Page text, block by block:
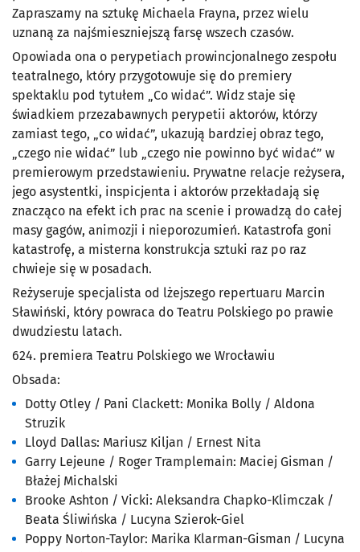
Zapraszamy na sztukę Michaela Frayna, przez wielu
uznaną za najśmieszniejszą farsę wszech czasów.
Opowiada ona o perypetiach prowincjonalnego zespołu
teatralnego, który przygotowuje się do premiery
spektaklu pod tytułem „Co widać”. Widz staje się
świadkiem przezabawnych perypetii aktorów, którzy
zamiast tego, „co widać”, ukazują bardziej obraz tego,
„czego nie widać” lub „czego nie powinno być widać” w
premierowym przedstawieniu. Prywatne relacje reżysera,
jego asystentki, inspicjenta i aktorów przekładają się
znacząco na efekt ich prac na scenie i prowadzą do całej
masy gagów, animozji i nieporozumień. Katastrofa goni
katastrofę, a misterna konstrukcja sztuki raz po raz
chwieje się w posadach.
Reżyseruje specjalista od lżejszego repertuaru Marcin
Sławiński, który powraca do Teatru Polskiego po prawie
dwudziestu latach.
624. premiera Teatru Polskiego we Wrocławiu
Obsada:
Dotty Otley / Pani Clackett: Monika Bolly / Aldona
Struzik
Lloyd Dallas: Mariusz Kiljan / Ernest Nita
Garry Lejeune / Roger Tramplemain: Maciej Gisman /
Błażej Michalski
Brooke Ashton / Vicki: Aleksandra Chapko-Klimczak /
Beata Śliwińska / Lucyna Szierok-Giel
Poppy Norton-Taylor: Marika Klarman-Gisman / Lucyna